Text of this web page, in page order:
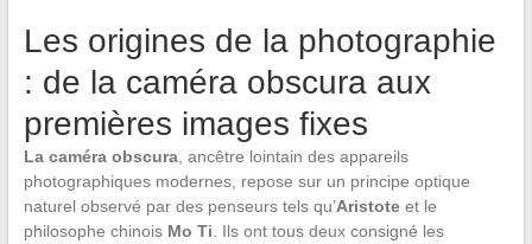
Les origines de la photographie
: de la caméra obscura aux
premières images fixes
La caméra obscura, ancêtre lointain des appareils
photographiques modernes, repose sur un principe optique
naturel observé par des penseurs tels qu’Aristoteet le
philosophe chinois Mo Ti . Ils ont tous deux consigné les